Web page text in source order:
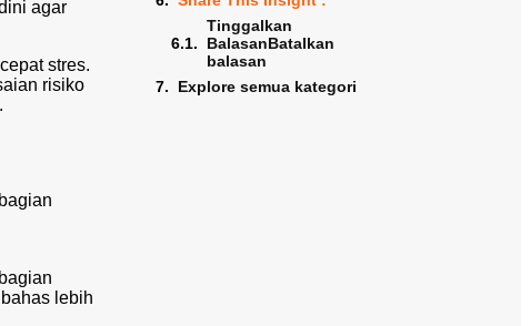
agar
stres.
risiko
lebih
Tinggalkan
BalasanBatalkan
balasan
Explore semua kategori